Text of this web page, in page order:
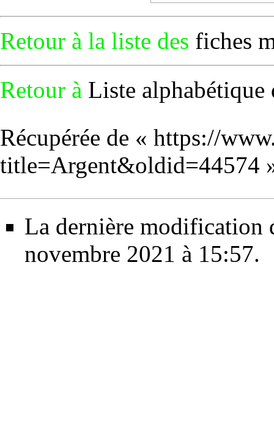
Retour à la liste des fiches
Retour à Liste alphabétique
Récupérée de « https://
title=Argent&oldid=44574
La dernière modification
novembre 2021 à 15:57.